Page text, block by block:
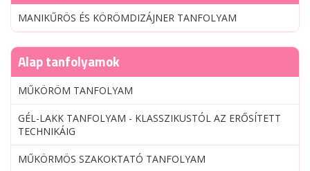
MANIKŰRÖS ÉS KÖRÖMDIZÁJNER TANFOLYAM
Alap tanfolyamok
MŰKÖRÖM TANFOLYAM
GÉL-LAKK TANFOLYAM - KLASSZIKUSTÓL AZ ERŐSÍTETT
TECHNIKÁIG
MŰKÖRMÖS SZAKOKTATÓ TANFOLYAM